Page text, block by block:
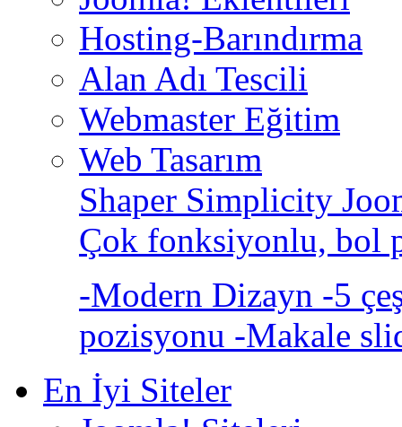
Hosting-Barındırma
Alan Adı Tescili
Webmaster Eğitim
Web Tasarım
Shaper Simplicity
Çok fonksiyonlu, bol
-Modern Dizayn -5
pozisyonu -Makale
En İyi Siteler